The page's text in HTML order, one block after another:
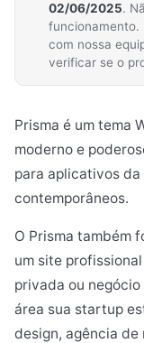
02/06/2025.
funcionamento.
com nossa
verificar se o
Prisma é um tema
moderno e
para aplicativos
contemporâneos.
O Prisma também
um site
privada ou
área sua startup
design, agência